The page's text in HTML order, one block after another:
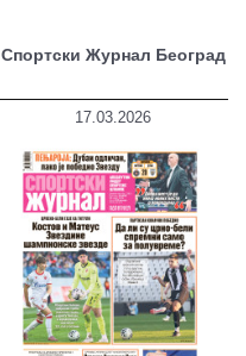
Спортски Журнал Београд
17.03.2026